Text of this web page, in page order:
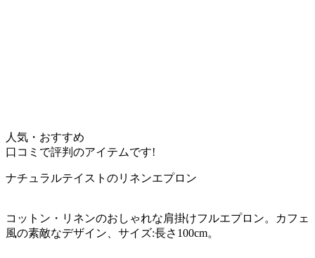
人気・おすすめ
口コミで評判のアイテムです!
ナチュラルテイストのリネンエプロン
コットン・リネンのおしゃれな肩掛けフルエプロン。カフェ
風の素敵なデザイン、サイズ:長さ100cm。